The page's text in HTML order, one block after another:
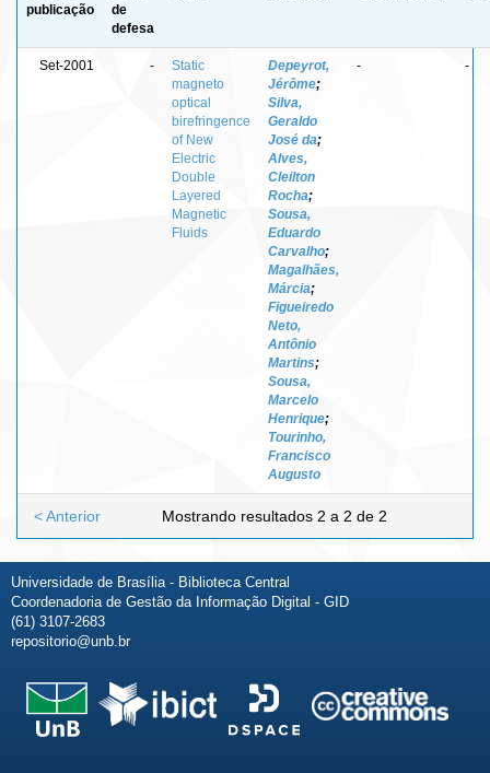
publicação
de
defesa
Set-2001 -
Static
magneto
optical
birefringence
of New
Electric
Double
Layered
Magnetic
Fluids
Depeyrot,
Jérôme;
Silva,
Geraldo
José da;
Alves,
Cleilton
Rocha;
Sousa,
Eduardo
Carvalho;
Magalhães,
Márcia;
Figueiredo
Neto,
Antônio
Martins;
Sousa,
Marcelo
Henrique;
Tourinho,
Francisco
Augusto
- -
Mostrando resultados 2 a 2 de 2
< Anterior
Universidade de Brasília - Biblioteca Central
Coordenadoria de Gestão da Informação Digital - GID
(61) 3107-2683
repositorio@unb.br